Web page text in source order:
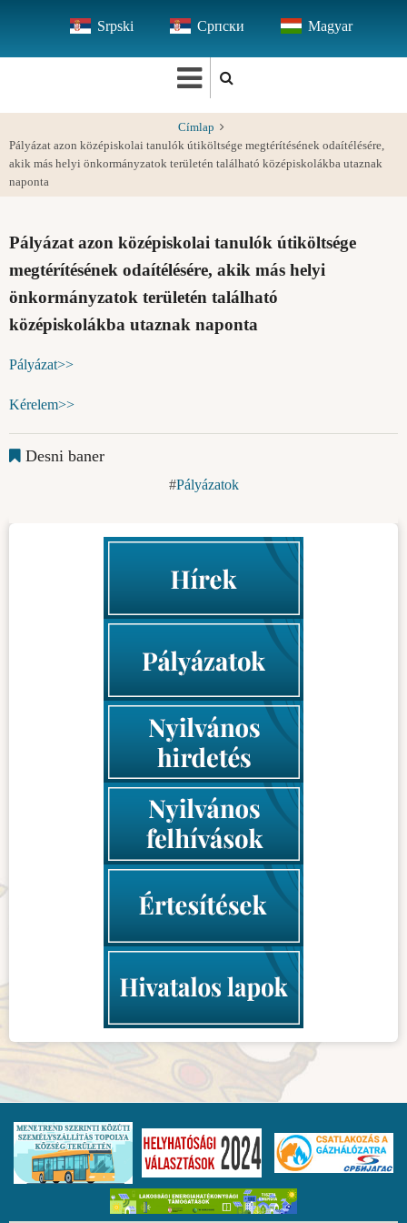
tartalomra
Srpski Српски Magyar
Címlap
Pályázat azon középiskolai tanulók útiköltsége megtérítésének odaítélésére,
akik más helyi önkormányzatok területén található középiskolákba utaznak
naponta
Pályázat azon középiskolai tanulók útiköltsége
megtérítésének odaítélésére, akik más helyi
önkormányzatok területén található
középiskolákba utaznak naponta
Pályázat>>
Kérelem>>
Desni baner
Pályázatok